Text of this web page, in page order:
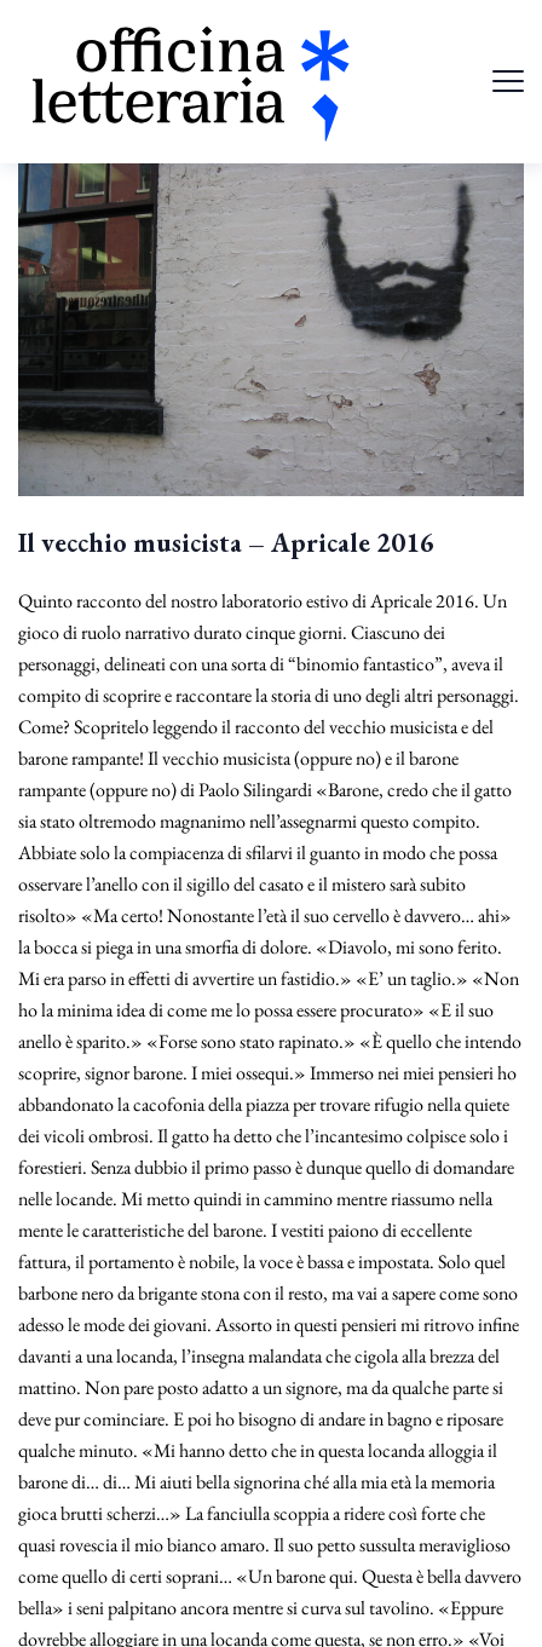
Il vecchio musicista – Apricale 2016
Quinto racconto del nostro laboratorio estivo di Apricale 2016. Un
gioco di ruolo narrativo durato cinque giorni. Ciascuno dei
personaggi, delineati con una sorta di “binomio fantastico”, aveva il
compito di scoprire e raccontare la storia di uno degli altri personaggi.
Come? Scopritelo leggendo il racconto del vecchio musicista e del
barone rampante! Il vecchio musicista (oppure no) e il barone
rampante (oppure no) di Paolo Silingardi «Barone, credo che il gatto
sia stato oltremodo magnanimo nell’assegnarmi questo compito.
Abbiate solo la compiacenza di sfilarvi il guanto in modo che possa
osservare l’anello con il sigillo del casato e il mistero sarà subito
risolto» «Ma certo! Nonostante l’età il suo cervello è davvero… ahi»
la bocca si piega in una smorfia di dolore. «Diavolo, mi sono ferito.
Mi era parso in effetti di avvertire un fastidio.» «E’ un taglio.» «Non
ho la minima idea di come me lo possa essere procurato» «E il suo
anello è sparito.» «Forse sono stato rapinato.» «È quello che intendo
scoprire, signor barone. I miei ossequi.» Immerso nei miei pensieri ho
abbandonato la cacofonia della piazza per trovare rifugio nella quiete
dei vicoli ombrosi. Il gatto ha detto che l’incantesimo colpisce solo i
forestieri. Senza dubbio il primo passo è dunque quello di domandare
nelle locande. Mi metto quindi in cammino mentre riassumo nella
mente le caratteristiche del barone. I vestiti paiono di eccellente
fattura, il portamento è nobile, la voce è bassa e impostata. Solo quel
barbone nero da brigante stona con il resto, ma vai a sapere come sono
adesso le mode dei giovani. Assorto in questi pensieri mi ritrovo infine
davanti a una locanda, l’insegna malandata che cigola alla brezza del
mattino. Non pare posto adatto a un signore, ma da qualche parte si
deve pur cominciare. E poi ho bisogno di andare in bagno e riposare
qualche minuto. «Mi hanno detto che in questa locanda alloggia il
barone di… di… Mi aiuti bella signorina ché alla mia età la memoria
gioca brutti scherzi…» La fanciulla scoppia a ridere così forte che
quasi rovescia il mio bianco amaro. Il suo petto sussulta meraviglioso
come quello di certi soprani… «Un barone qui. Questa è bella davvero
bella» i seni palpitano ancora mentre si curva sul tavolino. «Eppure
dovrebbe alloggiare in una locanda come questa, se non erro.» «Voi